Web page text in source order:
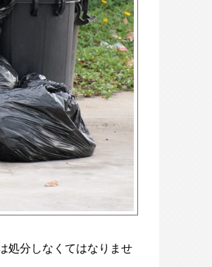
処分しなくてはなりませ